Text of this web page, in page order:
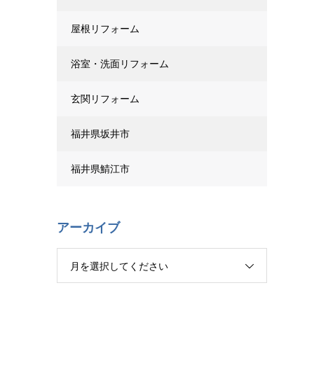
屋根リフォーム
浴室・洗面リフォーム
玄関リフォーム
福井県坂井市
福井県鯖江市
アーカイブ
月を選択してください